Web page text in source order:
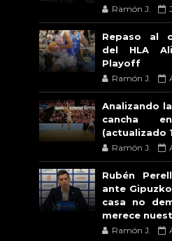
Ramón J.
Repaso al
del HLA
Playoff
Ramón J.
Analizando
cancha
(actualizado
Ramón J.
Rubén
ante
casa no
merece
Ramón J.